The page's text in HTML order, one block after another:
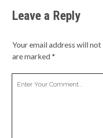
Leave a Reply
Your email address will not
are marked*